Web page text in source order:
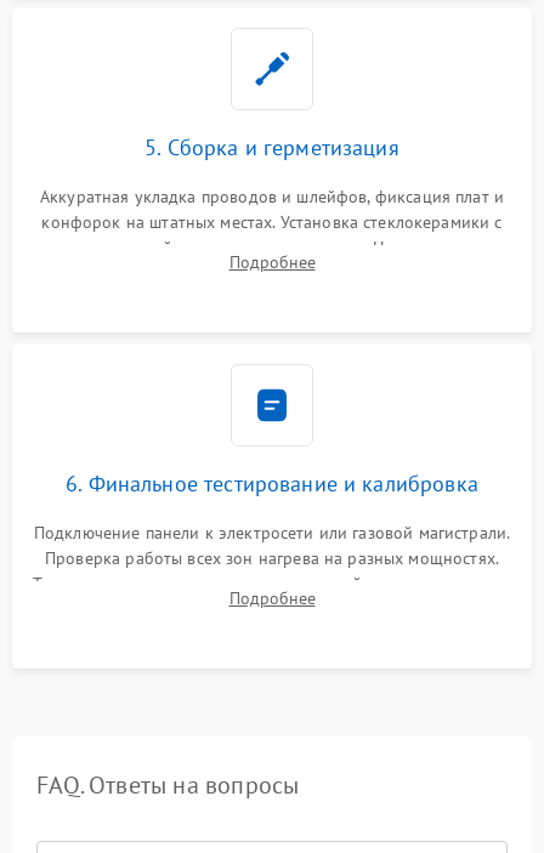
5. Сборка и герметизация
Аккуратная укладка проводов и шлейфов, фиксация плат и
конфорок на штатных местах. Установка стеклокерамики с
проверкой равномерности зазоров. Нанесение
термостойкого герметика или укладка уплотнительной
Подробнее
6. Финальное тестирование и калибровка
Подключение панели к электросети или газовой магистрали.
Проверка работы всех зон нагрева на разных мощностях.
Тестирование сенсорного управления, таймера, индикаторов
остаточного тепла и систем защиты от перегрева.
Подробнее
FAQ. Ответы на вопросы